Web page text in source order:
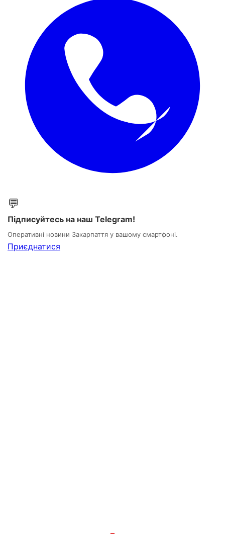
💬
Підписуйтесь на наш Telegram!
Оперативні новини Закарпаття у вашому смартфоні.
Приєднатися